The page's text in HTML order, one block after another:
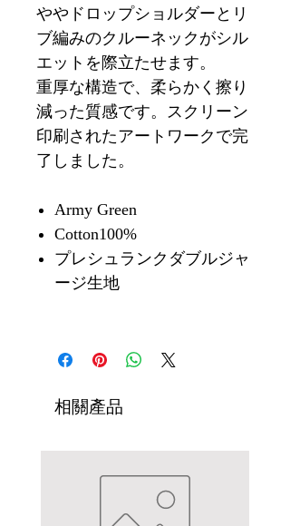
ややドロップショルダーとリ
ブ編みのクルーネックがシル
エットを際立たせます。
重厚な構造で、柔らかく擦り
減った質感です。スクリーン
印刷されたアートワークで完
了しました。
Army Green
Cotton100%
プレシュランクダブルジャ
ージ生地
相關產品